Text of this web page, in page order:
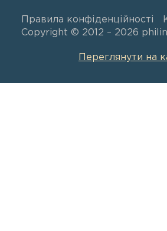
Правила конфіденційності
Copyright © 2012 – 2026
Переглянути на